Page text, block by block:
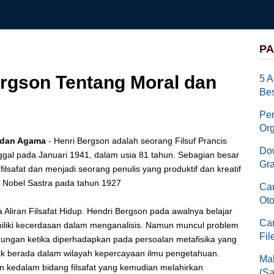
Tentang Moral dan
Agama - Henri Bergson adalah seorang Filsuf Prancis
pada Januari 1941, dalam usia 81 tahun. Sebagian besar
dan menjadi seorang penulis yang produktif dan kreatif
Sastra pada tahun 1927
Filsafat Hidup. Hendri Bergson pada awalnya belajar
kecerdasan dalam menganalisis. Namun muncul problem
ketika diperhadapkan pada persoalan metafisika yang
berada dalam wilayah kepercayaan ilmu pengetahuan.
kedalam bidang filsafat yang kemudian melahirkan
5